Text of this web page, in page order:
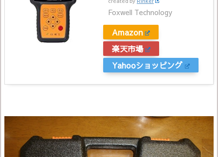
Foxwell Technology
Amazon
楽天市場
Yahooショッピング